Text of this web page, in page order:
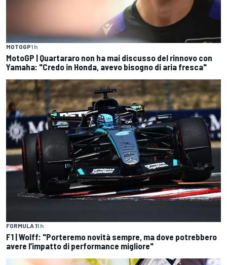
MOTOGP1 h
MotoGP | Quartararo non ha mai discusso del rinnovo con
Yamaha: "Credo in Honda, avevo bisogno di aria fresca"
FORMULA 11 h
F1 | Wolff: "Porteremo novità sempre, ma dove potrebbero
avere l’impatto di performance migliore"